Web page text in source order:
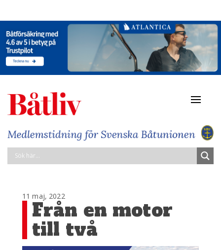
11 maj, 2022
Från en motor
till två